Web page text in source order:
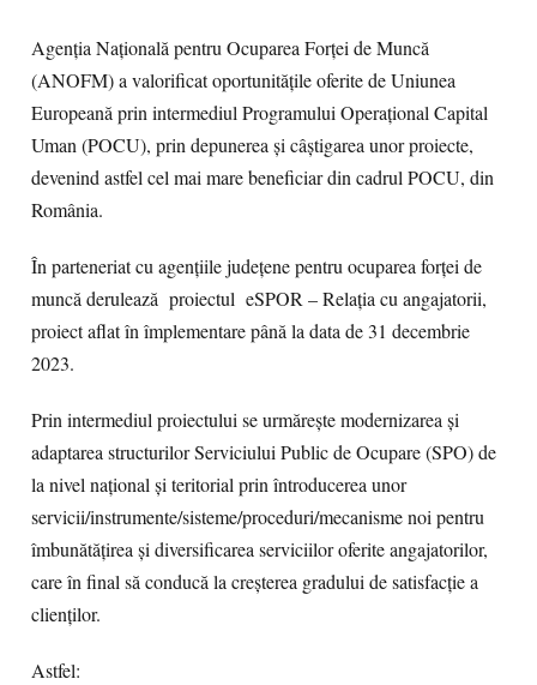
Agenția Națională pentru Ocuparea Forței de Muncă
(ANOFM) a valorificat oportunitățile oferite de Uniunea
Europeană prin intermediul Programului Operațional Capital
Uman (POCU), prin depunerea și câștigarea unor proiecte,
devenind astfel cel mai mare beneficiar din cadrul POCU, din
România.
În parteneriat cu agențiile județene pentru ocuparea forței de
muncă derulează proiectul eSPOR – Relația cu angajatorii,
proiect aflat în împlementare până la data de 31 decembrie
2023.
Prin intermediul proiectului se urmărește modernizarea și
adaptarea structurilor Serviciului Public de Ocupare (SPO) de
la nivel național și teritorial prin întroducerea unor
servicii/instrumente/sisteme/proceduri/mecanisme noi pentru
îmbunătățirea și diversificarea serviciilor oferite angajatorilor,
care în final să conducă la creșterea gradului de satisfacție a
clienților.
Astfel: